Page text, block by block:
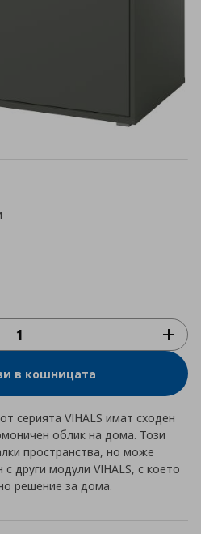
в кошницата
серията VIHALS имат сходен
облик на дома. Този
пространства, но може
други модули VIHALS, с което
решение за дома.